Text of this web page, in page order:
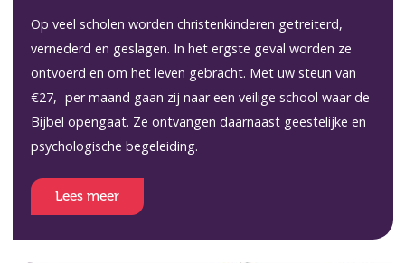
Op veel scholen worden christenkinderen getreiterd,
vernederd en geslagen. In het ergste geval worden ze
ontvoerd en om het leven gebracht. Met uw steun van
€27,- per maand gaan zij naar een veilige school waar de
Bijbel opengaat. Ze ontvangen daarnaast geestelijke en
psychologische begeleiding.
Lees meer